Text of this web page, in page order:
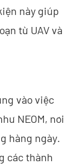
này giúp
từ UAV và
vào việc
NEOM, nơi
hàng ngày.
các thành